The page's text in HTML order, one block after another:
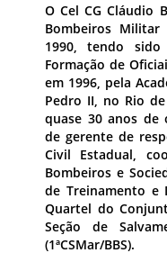
O Cel CG Cláudio
Bombeiros
1990, tendo
Formação de
em 1996, pela
Pedro II, no Rio
quase 30 anos de
de gerente de
Civil Estadual,
Bombeiros e
de Treinamento e
Quartel do
Seção de
(1ªCSMar/BBS).